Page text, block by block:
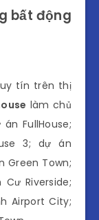
bất động
tín trên thị
làm chủ
FullHouse;
3; dự án
Green Town;
Riverside;
Airport City;